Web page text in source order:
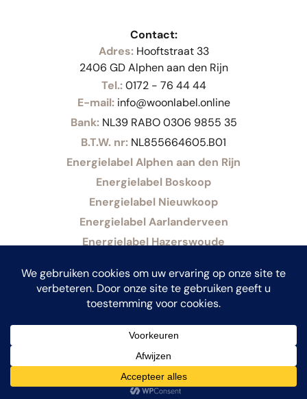
Contact:
Adres: Hooftstraat 33
2406 GD Alphen aan den Rijn
Tel.: 0172 - 76 44 44
E-mail: info@woonlabel.online
Bank: NL39 RABO 0306 9855 35
B.T.W. nr: NL855664605.B01
Energielabel Alphen aan den Rijn
Energielabel Boskoop
Energielabel Nieuwkoop
Energielabel Aarlanderveen
Energielabel Hazerswoude
© 2026,Woonlabel by Gaby Paans